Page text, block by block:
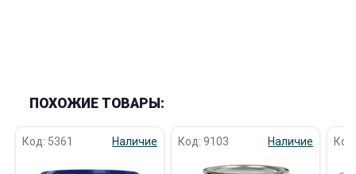
ПОХОЖИЕ ТОВАРЫ:
Код: 5361 Наличие Код: 9103 Наличие